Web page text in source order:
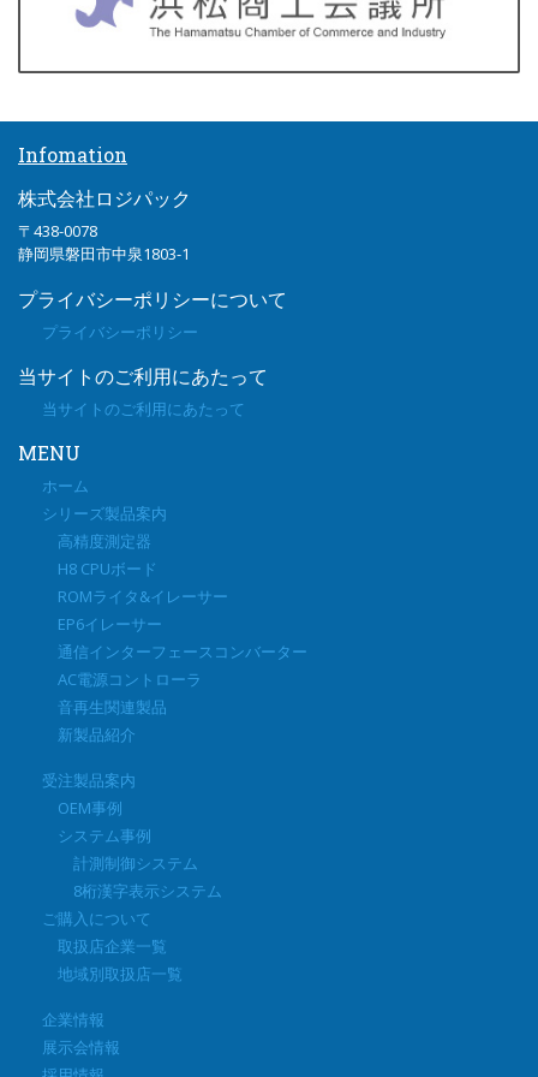
Infomation
株式会社ロジパック
〒438-0078
静岡県磐田市中泉1803-1
プライバシーポリシーについて
プライバシーポリシー
当サイトのご利用にあたって
当サイトのご利用にあたって
MENU
ホーム
シリーズ製品案内
高精度測定器
H8 CPUボード
ROMライタ&イレーサー
EP6イレーサー
通信インターフェースコンバーター
AC電源コントローラ
音再生関連製品
新製品紹介
受注製品案内
OEM事例
システム事例
計測制御システム
8桁漢字表示システム
ご購入について
取扱店企業一覧
地域別取扱店一覧
企業情報
展示会情報